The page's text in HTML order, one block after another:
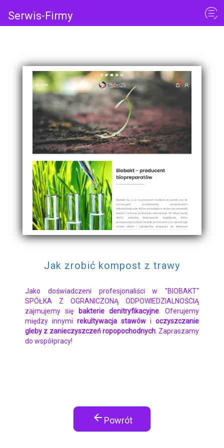
Serwis-Firmy
Jak zrobić kompost z trawy
Jako doświadczeni profesjonaliści w "BIOBAKT"
SPÓŁKA Z OGRANICZONĄ ODPOWIEDZIALNOŚCIĄ
zajmujemy się
bakterie denitryfikacyjne. Oferujemy
między innymi rekultywacja stawów i oczyszczanie
gleby z zanieczyszczeń ropopochodnych. Zapraszamy
do współpracy!
arrow_back Powrót